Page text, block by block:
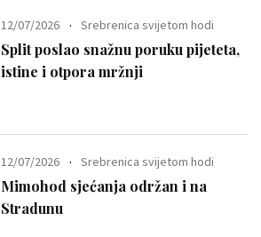
12/07/2026 Srebrenica svijetom hodi
Split poslao snažnu poruku pijeteta,
istine i otpora mržnji
12/07/2026 Srebrenica svijetom hodi
Mimohod sjećanja održan i na
Stradunu